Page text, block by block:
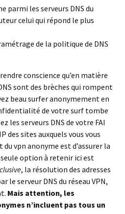
parmi les serveurs DNS du
celui qui répond le plus
de la politique de DNS
conscience qu’en matière
sont des brèches qui rompent
beau surfer anonymement en
de votre surf tombe
les serveurs DNS de votre FAI
des sites auxquels vous vous
vpn anonyme est d’assurer la
option à retenir ici est
, la résolution des adresses
le serveur DNS du réseau VPN,
Mais attention, les
n’incluent pas tous un